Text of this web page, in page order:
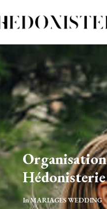
Hédonisterie
InMARIAGES WEDDING